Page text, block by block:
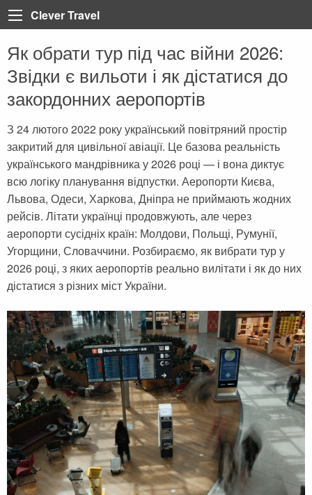
Back
Турция
Back
Анталия
Алания
Мармарис
Кемер
Стамбул
Каппадокия
Олюдениз
Кушадасы
Египет
Back
Марса Алам
Шарм-эль-Шейх
Хургада
Iberotel Costa Mares
Доминикана
Греция
Back
Пелопоннес
Крит
Санторини
Закинф (Закинтос)
Испания
Back
Тенерифе
Коста Брава
Ибица
Майорка
Фуэртевентура
Барселона
Италия
Back
Неаполь
Рим
Сардиния
Витербо
Флоренция
Сицилия
Венеция
Франция
Back
Лазурный берег
Париж
Корсика
Грузия
Back
Тбилиси
Португалия
Back
Мадейра
Черногория
Хорватия
Прага
Албания
Иордания
Мальдивские острова
Занзибар
Back
Таиланд
Вьетнам
Катар
Бали
Куба
Хайнань (Китай)
Back
Все статьи
Египет
ОАЭ
Регистрация на рейс
Занзибар
Бали
Тенерифе
Черногория
Пляжи
Достопримечательности
Аэропорты
Back
Болгария
Греция
Грузия
Доминикана
Дубай
Египет
Занзибар
Иордания
Испания
Италия
Кипр
Мадейра
Мальдивы
Мексика
Польша
Турция
Back
Турция
Египет
Clever Travel
Як обрати тур під час війни 2026:
Звідки є вильоти і як дістатися до
закордонних аеропортів
З 24 лютого 2022 року український повітряний простір
закритий для цивільної авіації. Це базова реальність
українського мандрівника у 2026 році — і вона диктує
всю логіку планування відпустки. Аеропорти Києва,
Львова, Одеси, Харкова, Дніпра не приймають жодних
рейсів. Літати українці продовжують, але через
аеропорти сусідніх країн: Молдови, Польщі, Румунії,
Угорщини, Словаччини. Розбираємо, як вибрати тур у
2026 році, з яких аеропортів реально вилітати і як до них
дістатися з різних міст України.